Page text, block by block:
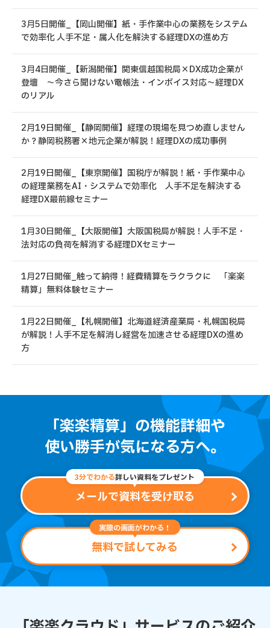
3月5日開催_【岡山開催】紙・手作業中心の業務をシステム
で効率化 人手不足・属人化を解決する経理DXの進め方
3月4日開催_【新潟開催】関東信越国税局×DX成功企業が
登壇 ～今さら聞けない電帳法・インボイス対応～経理DX
のリアル
2月19日開催_【静岡開催】経理の現場を見つめ直しません
か？静岡税務署×地元企業が解説！経理DXの成功事例
2月19日開催_【東京開催】国税庁が解説！紙・手作業中心
の経理業務をAI・システムで効率化 人手不足を解決する
経理DX最前線セミナー
1月30日開催_【大阪開催】大阪国税局が解説！人手不足・
法対応の負荷を解消する経理DXセミナー
1月27日開催_触って納得！経費精算をラクラクに 「楽楽
精算」無料体験セミナー
1月22日開催_【札幌開催】北海道経済産業局・札幌国税局
が解説！人手不足を解消し経営を加速させる経理DXの進め
方
「楽楽精算」の機能詳細や
使い勝手が気になる方へ。
3分でわかる詳しい資料をプレゼント
メールで資料を受け取る
実際の画面がわかる！
無料で試してみる